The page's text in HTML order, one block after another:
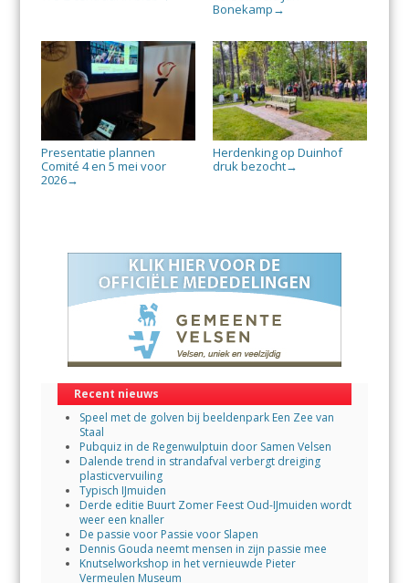
Bonekamp →
Presentatie plannen
Comité 4 en 5 mei voor
2026→
Herdenking op Duinhof
druk bezocht→
Recent nieuws
Speel met de golven bij beeldenpark Een Zee van
Staal
Pubquiz in de Regenwulptuin door Samen Velsen
Dalende trend in strandafval verbergt dreiging
plasticvervuiling
Typisch IJmuiden
Derde editie Buurt Zomer Feest Oud-IJmuiden wordt
weer een knaller
De passie voor Passie voor Slapen
Dennis Gouda neemt mensen in zijn passie mee
Knutselworkshop in het vernieuwde Pieter
Vermeulen Museum